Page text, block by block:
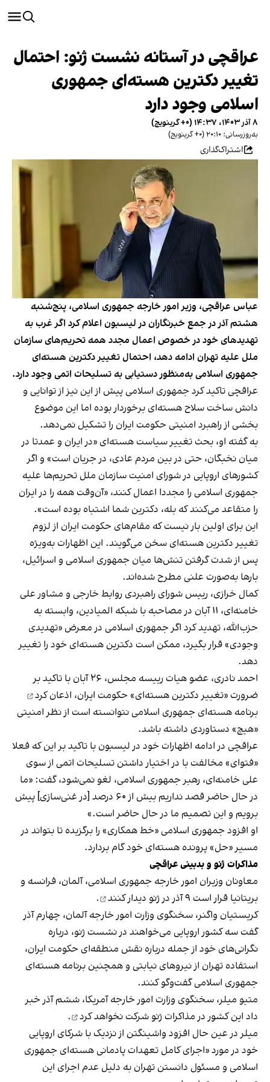
عراقچی‌ در آستانه نشست ژنو: احتمال
تغییر دکترین هسته‌ای جمهوری
اسلامی وجود دارد
۸ آذر ۱۴۰۳، ۱۴:۳۷ (‎+۰ گرینویچ)
به‌روزرسانی: ۲۰:۱۰ (‎+۰ گرینویچ)
اشتراک‌گذاری
عباس عراقچی، وزیر امور خارجه جمهوری اسلامی، پنج‌شنبه
هشتم آذر در جمع خبرنگاران در لیسبون اعلام کرد اگر غرب به
تهدیدهای خود در خصوص اعمال مجدد همه تحریم‌های سازمان
ملل علیه تهران ادامه دهد، احتمال تغییر دکترین هسته‌ای
جمهوری اسلامی به‌منظور دستیابی به تسلیحات اتمی وجود دارد.
عراقچی تاکید کرد جمهوری اسلامی پیش از این نیز از توانایی و
دانش ساخت سلاح هسته‌ای برخوردار بوده اما این موضوع
بخشی از راهبرد امنیتی حکومت ایران را تشکیل نمی‌دهد.
به گفته او، بحث تغییر سیاست هسته‌ای «در ایران و عمدتا در
میان نخبگان، حتی در بین مردم عادی، در جریان است» و اگر
کشورهای اروپایی در شورای امنیت سازمان ملل تحریم‌ها علیه
جمهوری اسلامی را مجددا اعمال کنند، «آن‌وقت همه را در ایران
را متقاعد می‌کنند که بله، دکترین شما اشتباه بوده است».
این برای اولین بار نیست که مقام‌های حکومت ایران از لزوم
تغییر دکترین هسته‌ای سخن می‌گویند. این اظهارات به‌ویژه
پس از شدت گرفتن تنش‌ها میان جمهوری اسلامی و اسرائیل،
بارها به‌صورت علنی مطرح شده‌اند.
کمال خرازی، رییس شورای راهبردی روابط خارجی و مشاور علی
خامنه‌ای، ۱۱ آبان در مصاحبه با شبکه المیادین، وابسته به
حزب‌الله، تهدید کرد اگر جمهوری اسلامی در معرض «تهدیدی
وجودی» قرار بگیرد، ممکن است دکترین هسته‌ای خود را تغییر
دهد.
احمد نادری، عضو هیات رییسه مجلس، ۲۶ آبان با تاکید بر
ضرورت «تغییر دکترین هسته‌ای» حکومت ایران، اذعان کرد
برنامه هسته‌ای جمهوری اسلامی نتوانسته است از نظر امنیتی
«هیچ» دستاوردی داشته باشد.
عراقچی در ادامه اظهارات خود در لیسبون با تاکید بر این که فعلا
«فتوای» مخالفت با در اختیار داشتن تسلیحات اتمی از سوی
علی خامنه‌ای، رهبر جمهوری اسلامی، لغو نمی‌شود، گفت: «ما
در حال حاضر قصد نداریم بیش از ۶۰ درصد [در غنی‌سازی] پیش
برویم و این تصمیم ما در حال حاضر است.»
او افزود جمهوری اسلامی «خط همکاری» را برگزیده تا بتواند در
مسیر «حل» پرونده هسته‌ای خود گام بردارد.
مذاکرات ژنو و بدبینی عراقچی
معاونان وزیران امور خارجه جمهوری اسلامی، آلمان، فرانسه و
بریتانیا قرار است ۹ آذر در ژنو
دیدار کنند
.
کریستیان واگنر، سخنگوی وزارت امور خارجه آلمان، چهارم آذر
گفت سه کشور اروپایی می‌خواهند در نشست ژنو، درباره
نگرانی‌های خود از جمله درباره نقش منطقه‌ای حکومت ایران،
استفاده تهران از نیروهای نیابتی و همچنین برنامه هسته‌ای
جمهوری اسلامی گفت‌وگو کنند.
متیو میلر، سخنگوی وزارت امور خارجه آمریکا، ششم آذر خبر
داد این کشور در مذاکرات ژنو شرکت نخواهد کرد
.
میلر در عین حال افزود واشینگتن از نزدیک با شرکای اروپایی
خود در مورد «اجرای کامل تعهدات پادمانی هسته‌ای جمهوری
اسلامی و مسئول دانستن تهران به‌ دلیل عدم اجرای این